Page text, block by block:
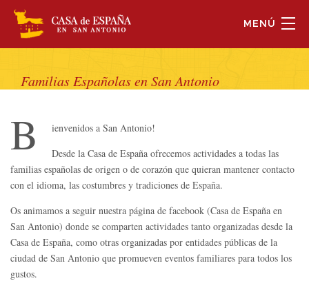
MENÚ
Familias Españolas en San Antonio
B
ienvenidos a San Antonio!
Desde la Casa de España ofrecemos actividades a todas las
familias españolas de origen o de corazón que quieran mantener contacto
con el idioma, las costumbres y tradiciones de España.
Os animamos a seguir nuestra página de facebook (Casa de España en
San Antonio) donde se comparten actividades tanto organizadas desde la
Casa de España, como otras organizadas por entidades públicas de la
ciudad de San Antonio que promueven eventos familiares para todos los
gustos.